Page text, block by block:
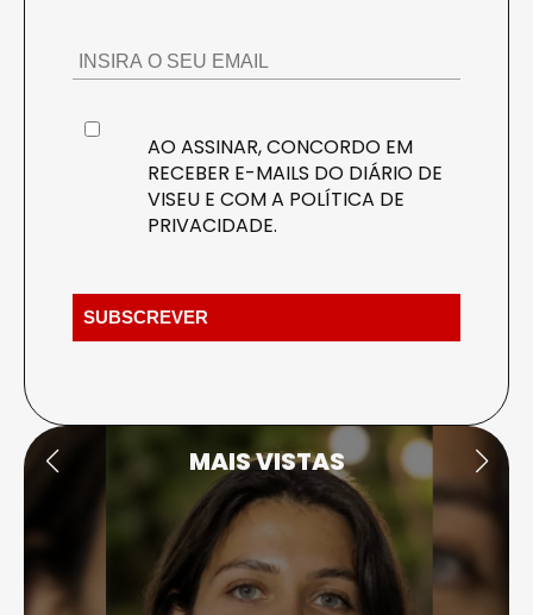
AO ASSINAR, CONCORDO EM
RECEBER E-MAILS DO DIÁRIO DE
VISEU E COM A POLÍTICA DE
PRIVACIDADE.
MAIS VISTAS